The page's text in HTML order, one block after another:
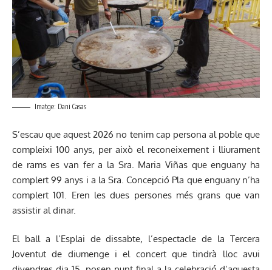
Imatge: Dani Casas
S’escau que aquest 2026 no tenim cap persona al poble que
compleixi 100 anys, per això el reconeixement i lliurament
de rams es van fer a la Sra. Maria Viñas que enguany ha
complert 99 anys i a la Sra. Concepció Pla que enguany n’ha
complert 101. Eren les dues persones més grans que van
assistir al dinar.
El ball a l’Esplai de dissabte, l’espectacle de la Tercera
Joventut de diumenge i el concert que tindrà lloc avui